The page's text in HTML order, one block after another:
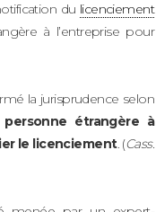
du licenciement
à l’entreprise pour
la jurisprudence selon
étrangère à
le licenciement. (Cass.